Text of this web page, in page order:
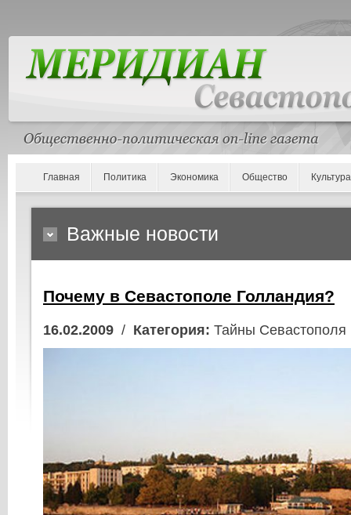
Главная Политика Экономика Общество Культура
Важные новости
Почему в Севастополе Голландия?
16.02.2009 / Категория: Тайны Севастополя